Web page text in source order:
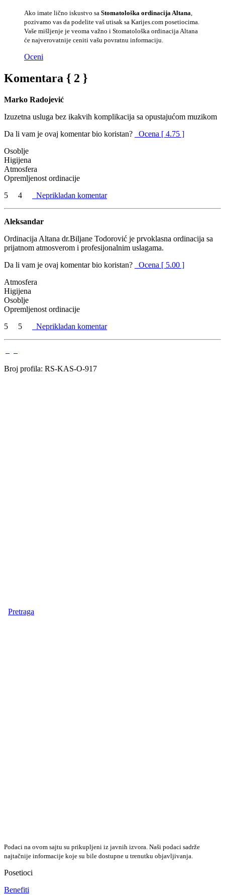
Ako imate lično iskustvo sa Stomatološka ordinacija Altana
pozivamo vas da podelite vaš utisak sa Karijes.com posetiocima.
Vaše mišljenje je veoma važno i Stomatološka ordinacija Altana
će najverovatnije ceniti vašu povratnu informaciju.
Oceni
Komentara { 2 }
Marko Radojević
Izuzetna usluga bez ikakvih komplikacija sa opustajućom muzikom
Da li vam je ovaj komentar bio koristan?
Ocena [ 4.75 ]
Osoblje
Higijena
Atmosfera
Opremljenost ordinacije
5
4 Neprikladan komentar
Aleksandar
Ordinacija Altana dr.Biljane Todorović je prvoklasna ordinacija sa
prijatnom atmosverom i profesijonalnim uslagama.
Da li vam je ovaj komentar bio koristan?
Ocena [ 5.00 ]
Atmosfera
Higijena
Osoblje
Opremljenost ordinacije
5
5 Neprikladan komentar
Broj profila: RS-KAS-O-917
Pretraga
Podaci na ovom sajtu su prikupljeni iz javnih izvora. Naši podaci sadrže
najtačnije informacije koje su bile dostupne u trenutku objavljivanja.
Posetioci
Benefiti